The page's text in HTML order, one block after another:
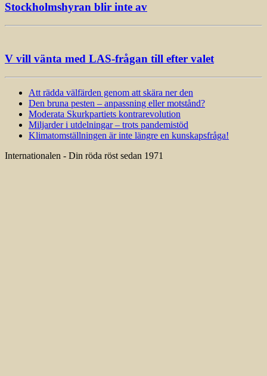
Stockholmshyran blir inte av
V vill vänta med LAS-frågan till efter valet
Att rädda välfärden genom att skära ner den
Den bruna pesten – anpassning eller motstånd?
Moderata Skurkpartiets kontrarevolution
Miljarder i utdelningar – trots pandemistöd
Klimatomställningen är inte längre en kunskapsfråga!
Internationalen - Din röda röst sedan 1971